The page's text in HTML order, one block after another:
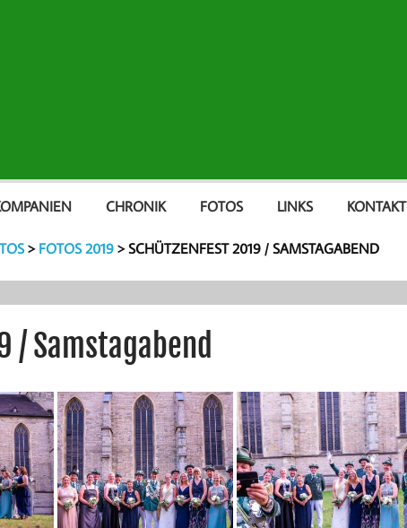
CHRONIK FOTOS LINKS KONTAKT
> FOTOS 2019>SCHÜTZENFEST 2019 / SAMSTAGABEND
/ Samstagabend